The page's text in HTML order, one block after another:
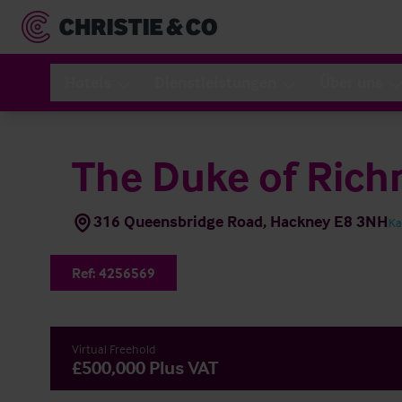
The Duke of
316 Queensbridge Road, Hackney E8 3NH
Ref: 4256569
Virtual Freehold
£500,000 Plus VAT